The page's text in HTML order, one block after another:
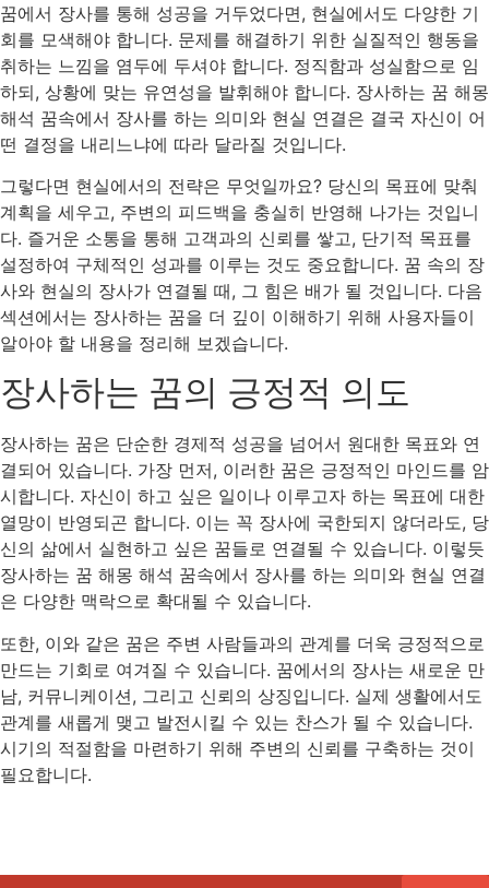
꿈에서 장사를 통해 성공을 거두었다면, 현실에서도 다양한 기
회를 모색해야 합니다. 문제를 해결하기 위한 실질적인 행동을
취하는 느낌을 염두에 두셔야 합니다. 정직함과 성실함으로 임
하되, 상황에 맞는 유연성을 발휘해야 합니다. 장사하는 꿈 해몽
해석 꿈속에서 장사를 하는 의미와 현실 연결은 결국 자신이 어
떤 결정을 내리느냐에 따라 달라질 것입니다.
그렇다면 현실에서의 전략은 무엇일까요? 당신의 목표에 맞춰
계획을 세우고, 주변의 피드백을 충실히 반영해 나가는 것입니
다. 즐거운 소통을 통해 고객과의 신뢰를 쌓고, 단기적 목표를
설정하여 구체적인 성과를 이루는 것도 중요합니다. 꿈 속의 장
사와 현실의 장사가 연결될 때, 그 힘은 배가 될 것입니다. 다음
섹션에서는 장사하는 꿈을 더 깊이 이해하기 위해 사용자들이
알아야 할 내용을 정리해 보겠습니다.
장사하는 꿈의 긍정적 의도
장사하는 꿈은 단순한 경제적 성공을 넘어서 원대한 목표와 연
결되어 있습니다. 가장 먼저, 이러한 꿈은 긍정적인 마인드를 암
시합니다. 자신이 하고 싶은 일이나 이루고자 하는 목표에 대한
열망이 반영되곤 합니다. 이는 꼭 장사에 국한되지 않더라도, 당
신의 삶에서 실현하고 싶은 꿈들로 연결될 수 있습니다. 이렇듯
장사하는 꿈 해몽 해석 꿈속에서 장사를 하는 의미와 현실 연결
은 다양한 맥락으로 확대될 수 있습니다.
또한, 이와 같은 꿈은 주변 사람들과의 관계를 더욱 긍정적으로
만드는 기회로 여겨질 수 있습니다. 꿈에서의 장사는 새로운 만
남, 커뮤니케이션, 그리고 신뢰의 상징입니다. 실제 생활에서도
관계를 새롭게 맺고 발전시킬 수 있는 찬스가 될 수 있습니다.
시기의 적절함을 마련하기 위해 주변의 신뢰를 구축하는 것이
필요합니다.